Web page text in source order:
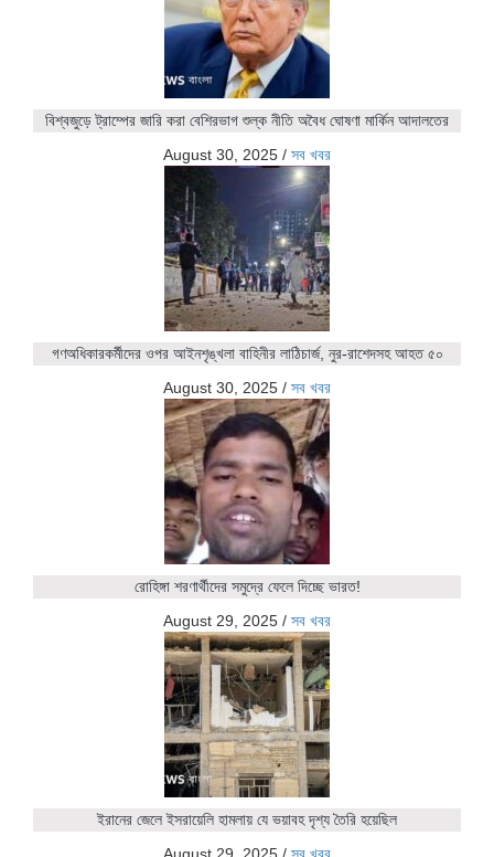
বিশ্বজুড়ে ট্রাম্পের জারি করা বেশিরভাগ শুল্ক নীতি অবৈধ ঘোষণা মার্কিন আদালতের
August 30, 2025 / সব খবর
গণঅধিকারকর্মীদের ওপর আইনশৃঙ্খলা বাহিনীর লাঠিচার্জ, নুর-রাশেদসহ আহত ৫০
August 30, 2025 / সব খবর
রোহিঙ্গা শরণার্থীদের সমুদ্রে ফেলে দিচ্ছে ভারত!
August 29, 2025 / সব খবর
ইরানের জেলে ইসরায়েলি হামলায় যে ভয়াবহ দৃশ্য তৈরি হয়েছিল